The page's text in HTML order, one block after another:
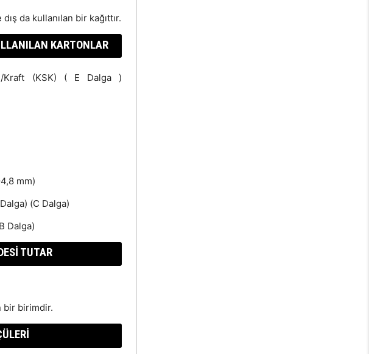
da kullanılan bir kağıttır.
KARTONLAR
Kraft (KSK) ( E Dalga )
mm)
(C Dalga)
Dalga)
TUTAR
bir birimdir.